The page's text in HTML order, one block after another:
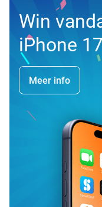
Win
iPhone
Meer info